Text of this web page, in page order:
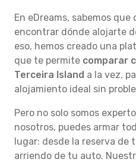
En eDreams, sabemos
encontrar dónde alojarte
eso, hemos creado una
que te permite comparar
Terceira Island a la vez,
alojamiento ideal sin
Pero no solo somos
nosotros, puedes armar
lugar: desde la reserva de
arriendo de tu auto.